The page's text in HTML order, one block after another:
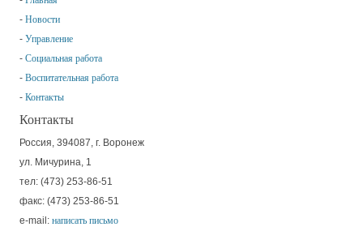
Новости
Управление
Социальная работа
Воспитательная работа
Контакты
Контакты
Россия, 394087, г. Воронеж
ул. Мичурина, 1
тел: (473) 253-86-51
факс: (473) 253-86-51
e-mail: написать письмо